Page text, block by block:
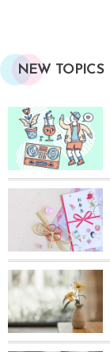
NEW TOPICS